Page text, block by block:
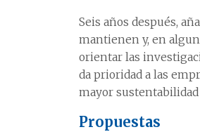
Seis años después,
mantienen y, en
orientar las
da prioridad a las
mayor sustentabilidad
Propuestas